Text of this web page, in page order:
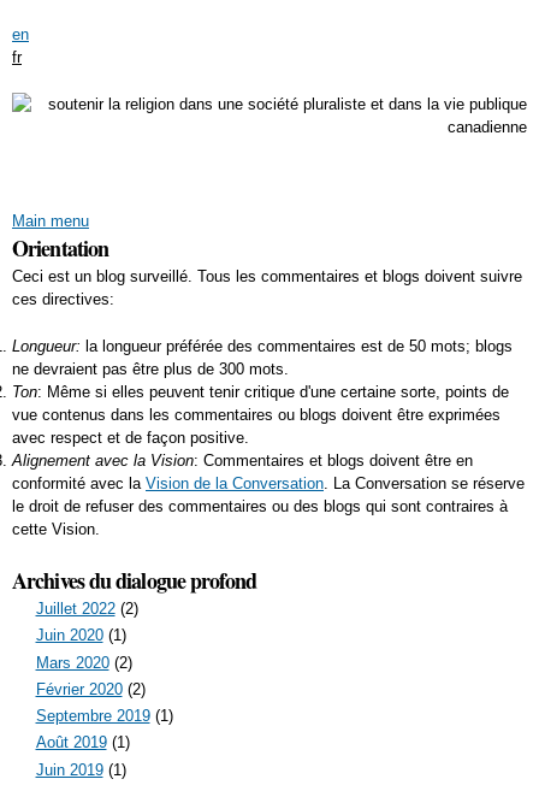
en
fr
Main menu
Orientation
Ceci est un blog surveillé. Tous les commentaires et blogs doivent suivre
ces directives:
Longueur: la longueur préférée des commentaires est de 50 mots; blogs
ne devraient pas être plus de 300 mots.
Ton: Même si elles peuvent tenir critique d'une certaine sorte, points de
vue contenus dans les commentaires ou blogs doivent être exprimées
avec respect et de façon positive.
Alignement avec la Vision: Commentaires et blogs doivent être en
conformité avec la Vision de la Conversation. La Conversation se réserve
le droit de refuser des commentaires ou des blogs qui sont contraires à
cette Vision.
Archives du dialogue profond
Juillet 2022(2)
Juin 2020(1)
Mars 2020(2)
Février 2020(2)
Septembre 2019(1)
Août 2019(1)
Juin 2019(1)